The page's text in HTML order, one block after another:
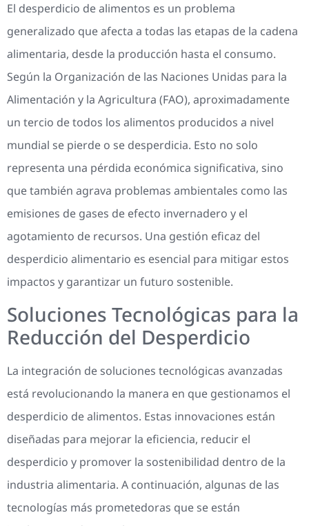
El desperdicio de alimentos es un problema
generalizado que afecta a todas las etapas de la cadena
alimentaria, desde la producción hasta el consumo.
Según la Organización de las Naciones Unidas para la
Alimentación y la Agricultura (FAO), aproximadamente
un tercio de todos los alimentos producidos a nivel
mundial se pierde o se desperdicia. Esto no solo
representa una pérdida económica significativa, sino
que también agrava problemas ambientales como las
emisiones de gases de efecto invernadero y el
agotamiento de recursos. Una gestión eficaz del
desperdicio alimentario es esencial para mitigar estos
impactos y garantizar un futuro sostenible.
Soluciones Tecnológicas para la
Reducción del Desperdicio
La integración de soluciones tecnológicas avanzadas
está revolucionando la manera en que gestionamos el
desperdicio de alimentos. Estas innovaciones están
diseñadas para mejorar la eficiencia, reducir el
desperdicio y promover la sostenibilidad dentro de la
industria alimentaria. A continuación, algunas de las
tecnologías más prometedoras que se están